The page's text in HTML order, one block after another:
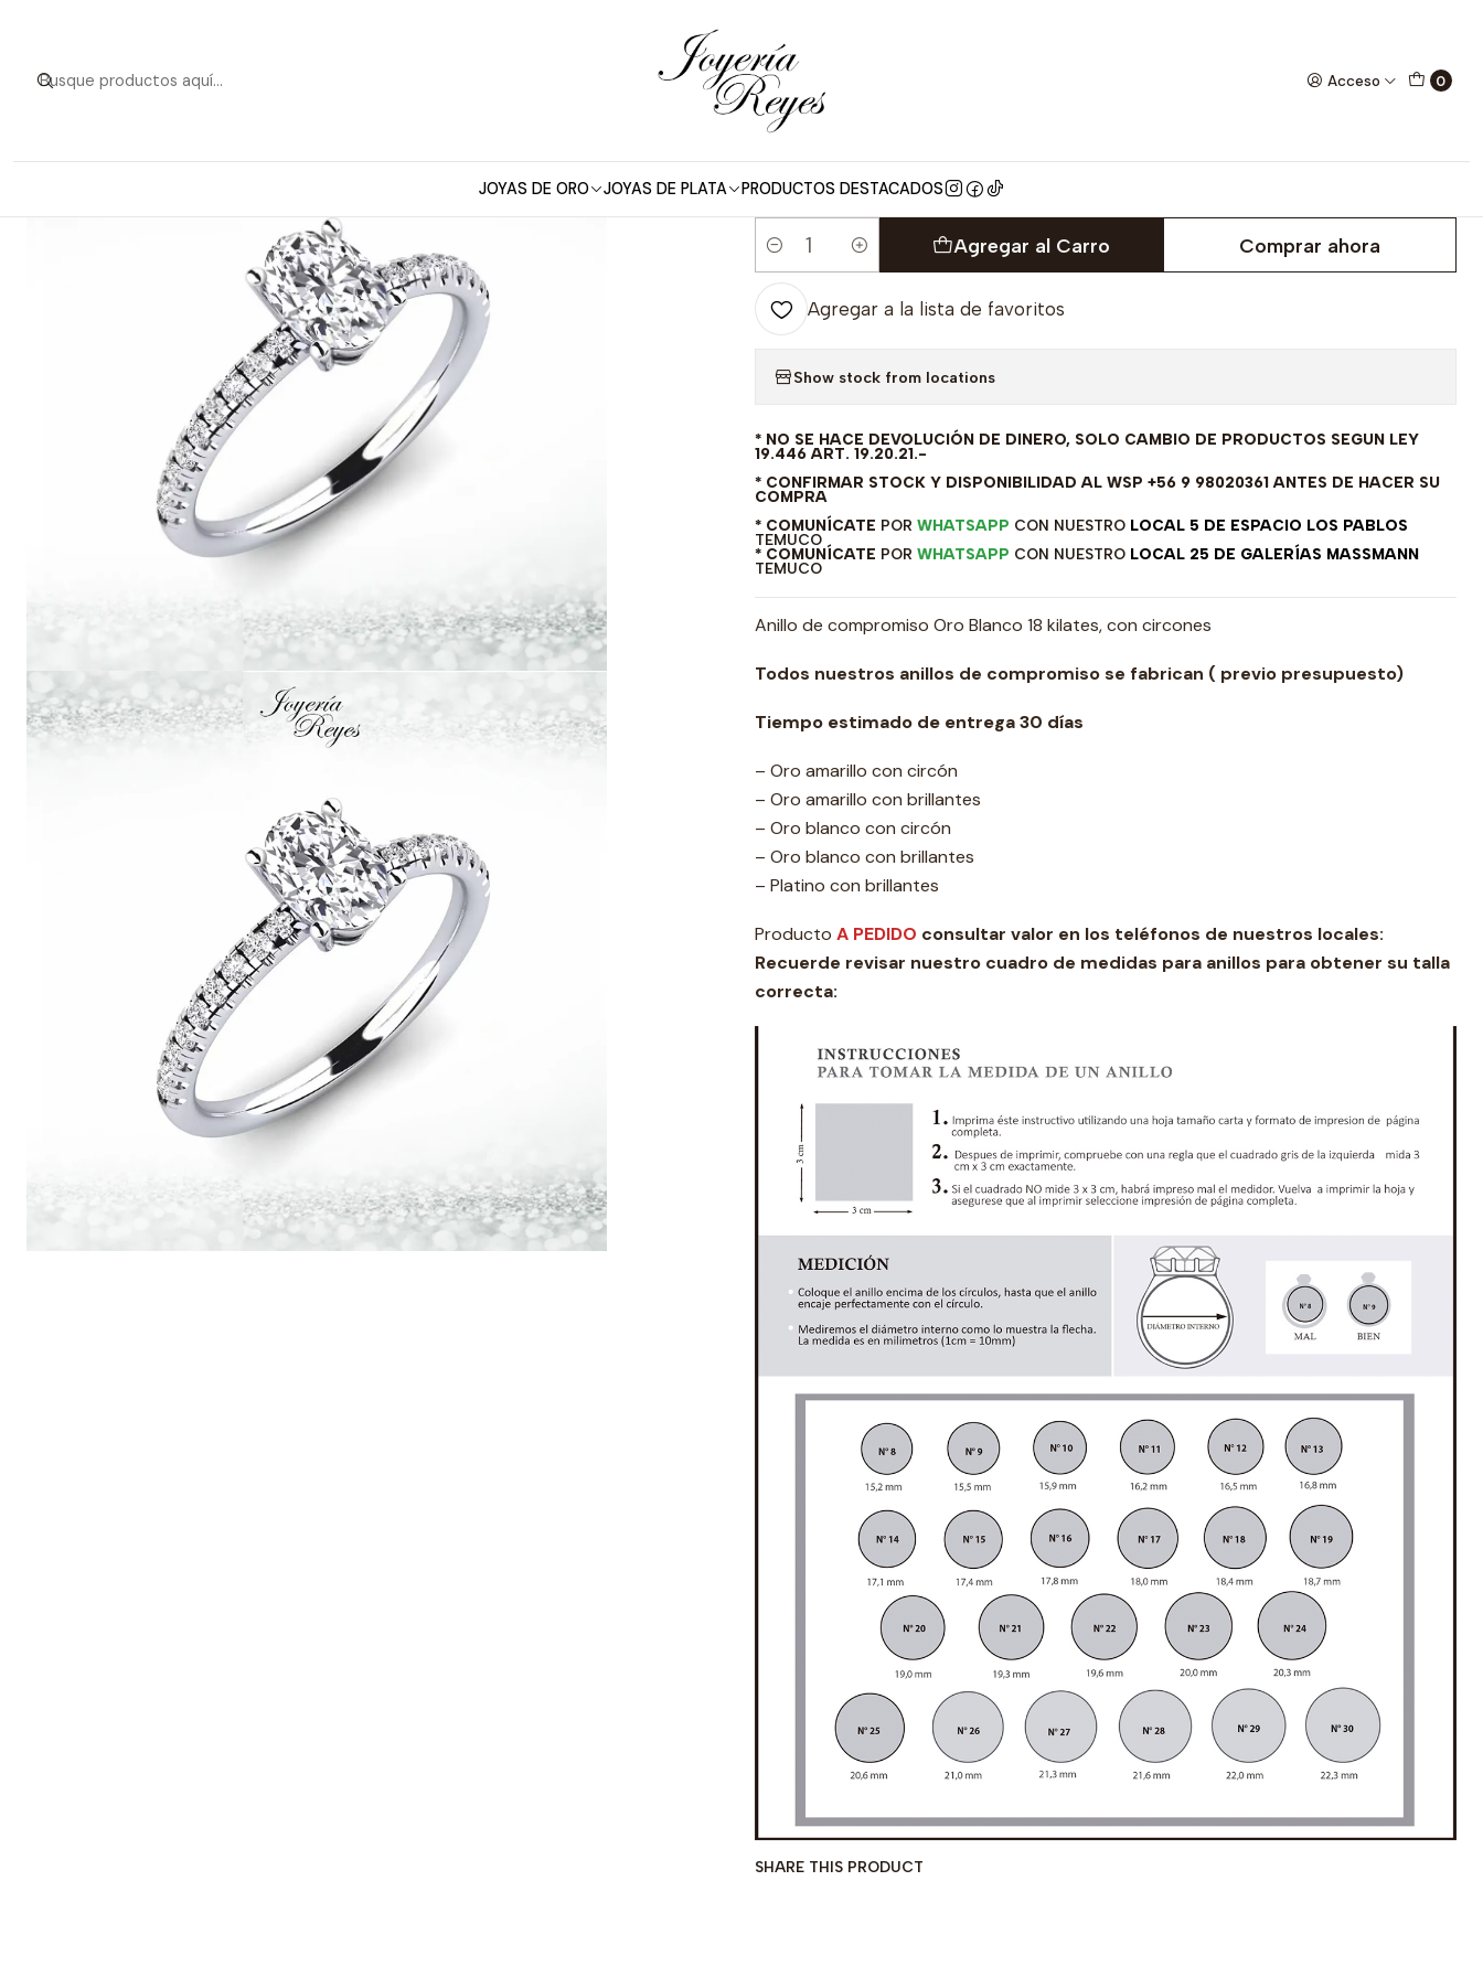
Acceso 0
JOYAS DE ORO JOYAS DE PLATA PRODUCTOS DESTACADOS
|
Anillo de compromiso Oro Blanco 18 kilates,
con circones - SE ENVIAN A FABRICAR
PREVIO PRESUPUESTO
Cantidad
Agregar al Carro Comprar ahora
Agregar a la lista de favoritos
Show stock from locations
* NO SE HACE DEVOLUCIÓN DE DINERO, SOLO CAMBIO DE PRODUCTOS SEGUN LEY
19.446 ART. 19.20.21.-
* CONFIRMAR STOCK Y DISPONIBILIDAD AL WSP +56 9 98020361 ANTES DE HACER SU
COMPRA
* COMUNÍCATE POR WHATSAPP CON NUESTRO LOCAL 5 DE ESPACIO LOS PABLOS
TEMUCO
* COMUNÍCATE POR WHATSAPP CON NUESTRO LOCAL 25 DE GALERÍAS MASSMANN
TEMUCO
Anillo de compromiso Oro Blanco 18 kilates, con circones
Todos nuestros anillos de compromiso se fabrican ( previo presupuesto)
Tiempo estimado de entrega 30 días
– Oro amarillo con circón
– Oro amarillo con brillantes
– Oro blanco con circón
– Oro blanco con brillantes
– Platino con brillantes
Producto A PEDIDO consultar valor en los teléfonos de nuestros locales:
Recuerde revisar nuestro cuadro de medidas para anillos para obtener su talla
correcta:
SHARE THIS PRODUCT